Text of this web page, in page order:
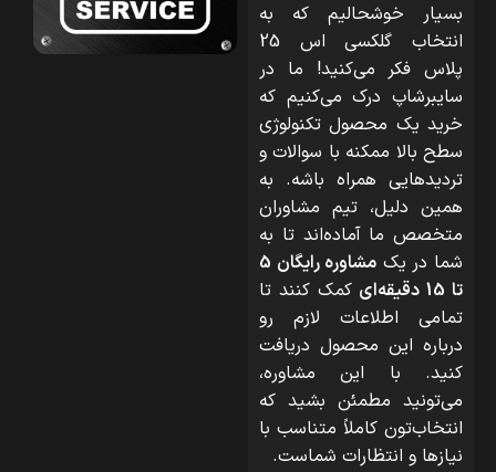
بسیار خوشحالیم که به
انتخاب گلکسی اس 25
پلاس فکر می‌کنید! ما در
سایبرشاپ درک می‌کنیم که
خرید یک محصول تکنولوژی
سطح بالا ممکنه با سوالات و
تردیدهایی همراه باشه. به
همین دلیل، تیم مشاوران
متخصص ما آماده‌اند تا به
شما در یک
مشاوره رایگان 5
تا 15 دقیقه‌ای
کمک کنند تا
تمامی اطلاعات لازم رو
درباره این محصول دریافت
کنید. با این مشاوره،
می‌تونید مطمئن بشید که
انتخاب‌تون کاملاً متناسب با
نیازها و انتظارات شماست.